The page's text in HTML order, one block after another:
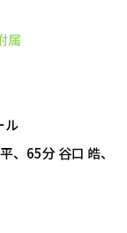
属
ル
、65分 谷口 皓、